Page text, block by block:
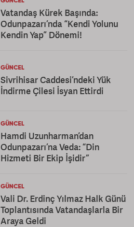
Vatandaş Kürek Başında:
Odunpazarı’nda “Kendi Yolunu
Kendin Yap” Dönemi!
GÜNCEL
Sivrihisar Caddesi’ndeki Yük
İndirme Çilesi İsyan Ettirdi
GÜNCEL
Hamdi Uzunharman’dan
Odunpazarı’na Veda: “Din
Hizmeti Bir Ekip İşidir”
GÜNCEL
Vali Dr. Erdinç Yılmaz Halk Günü
Toplantısında Vatandaşlarla Bir
Araya Geldi